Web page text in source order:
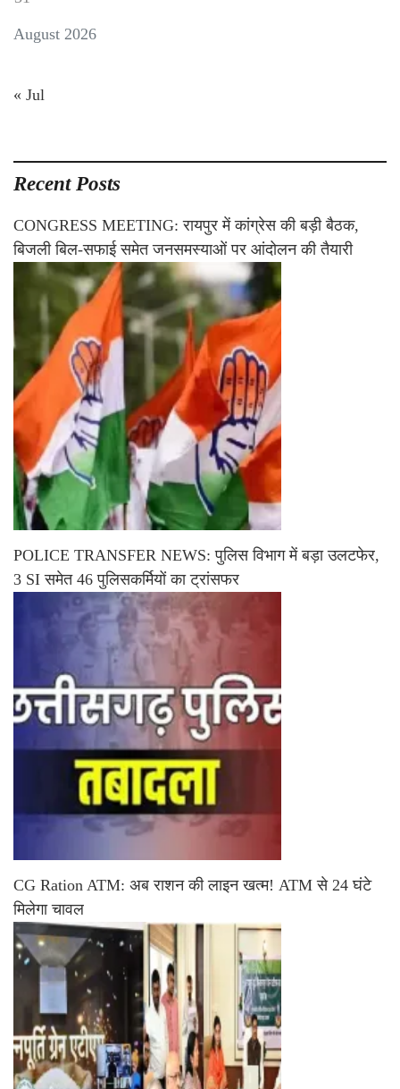
August 2026
« Jul
Recent Posts
CONGRESS MEETING: रायपुर में कांग्रेस की बड़ी बैठक,
बिजली बिल-सफाई समेत जनसमस्याओं पर आंदोलन की तैयारी
POLICE TRANSFER NEWS: पुलिस विभाग में बड़ा उलटफेर,
3 SI समेत 46 पुलिसकर्मियों का ट्रांसफर
CG Ration ATM: अब राशन की लाइन खत्म! ATM से 24 घंटे
मिलेगा चावल